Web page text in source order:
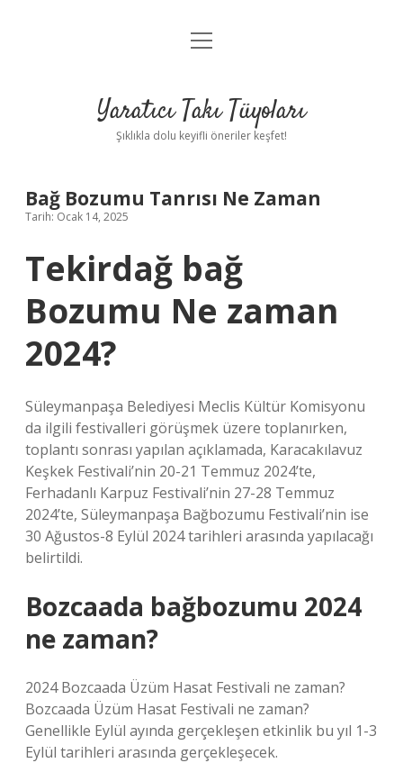
Anasayfa
Yasal Uyarı
menüyü
Yaratıcı Takı Tüyoları
Şıklıkla dolu keyifli öneriler keşfet!
Bağ Bozumu Tanrısı Ne Zaman
Tarih: Ocak 14, 2025
Tekirdağ bağ
Bozumu Ne zaman
2024?
Süleymanpaşa Belediyesi Meclis Kültür Komisyonu
da ilgili festivalleri görüşmek üzere toplanırken,
toplantı sonrası yapılan açıklamada, Karacakılavuz
Keşkek Festivali’nin 20-21 Temmuz 2024’te,
Ferhadanlı Karpuz Festivali’nin 27-28 Temmuz
2024’te, Süleymanpaşa Bağbozumu Festivali’nin ise
30 Ağustos-8 Eylül 2024 tarihleri ​​arasında yapılacağı
belirtildi.
Bozcaada bağbozumu 2024
ne zaman?
2024 Bozcaada Üzüm Hasat Festivali ne zaman?
Bozcaada Üzüm Hasat Festivali ne zaman?
Genellikle Eylül ayında gerçekleşen etkinlik bu yıl 1-3
Eylül tarihleri ​​arasında gerçekleşecek.